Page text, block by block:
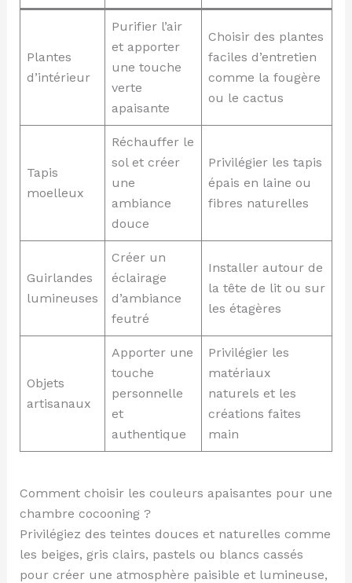
Plantes
d’intérieur
Purifier l’air
et apporter
une touche
verte
apaisante
Choisir des plantes
faciles d’entretien
comme la fougère
ou le cactus
Tapis
moelleux
Réchauffer le
sol et créer
une
ambiance
douce
Privilégier les tapis
épais en laine ou
fibres naturelles
Guirlandes
lumineuses
Créer un
éclairage
d’ambiance
feutré
Installer autour de
la tête de lit ou sur
les étagères
Objets
artisanaux
Apporter une
touche
personnelle
et
authentique
Privilégier les
matériaux
naturels et les
créations faites
main
Comment choisir les couleurs apaisantes pour une
chambre cocooning ?
Privilégiez des teintes douces et naturelles comme
les beiges, gris clairs, pastels ou blancs cassés
pour créer une atmosphère paisible et lumineuse,